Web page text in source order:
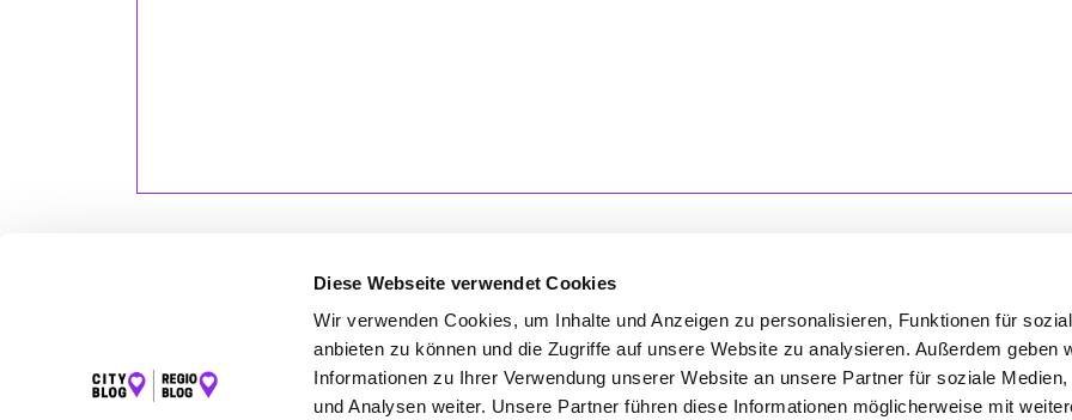
Diese Webseite verwendet Cookies
Wir verwenden Cookies, um Inhalte und Anzeigen zu personalisieren, Funktionen für
anbieten zu können und die Zugriffe auf unsere Website zu analysieren. Außerdem geben
Informationen zu Ihrer Verwendung unserer Website an unsere Partner für soziale Medien,
und Analysen weiter. Unsere Partner führen diese Informationen möglicherweise mit
LET'S CONNECT
Kontakt
SERVICE
WhatsApp